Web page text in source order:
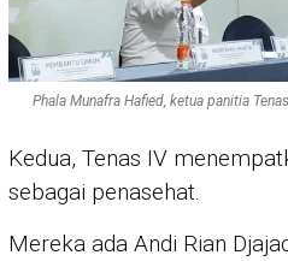
Phala Munafra Hafied, ketua panitia
Kedua, Tenas IV
sebagai penasehat.
Mereka ada Andi Rian